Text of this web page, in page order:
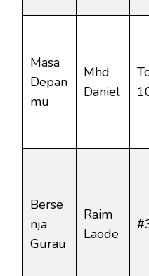
Masa
Depan
mu
Mhd
Daniel
Berse
nja
Gurau
Raim
Laode